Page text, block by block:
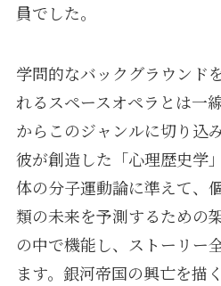
員でした。
学問的なバックグラウンド
れるスペースオペラとは一
からこのジャンルに切り込
彼が創造した「心理歴史学
体の分子運動論に準えて、
類の未来を予測するための
の中で機能し、ストーリー
ます。銀河帝国の興亡を描